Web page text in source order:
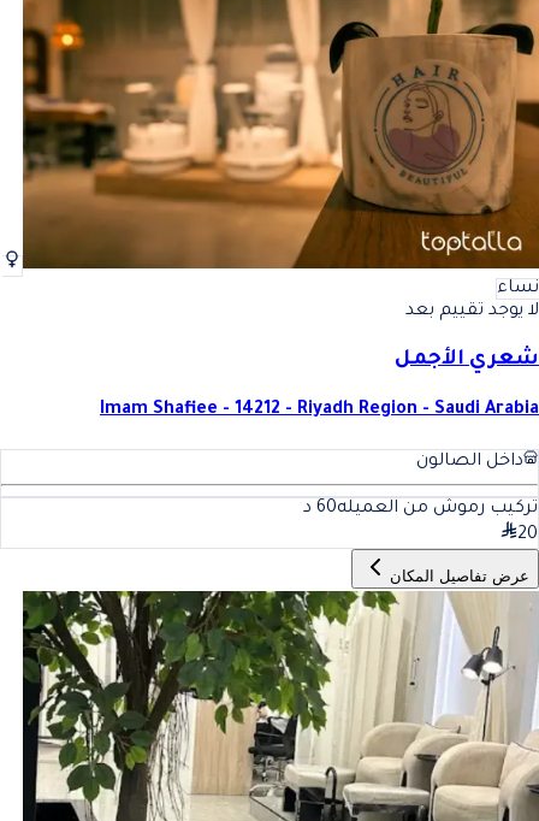
أفضل تركيب رموش من العميله في الرياض
أفضل تركيب رموش من العميله
نساء
لا يوجد تقييم بعد
شعري الأجمل
Imam Shafiee - 14212 - Riyadh Region - Saudi Arabia
داخل الصالون
تركيب رموش من العميله60 د
20
عرض تفاصيل المكان